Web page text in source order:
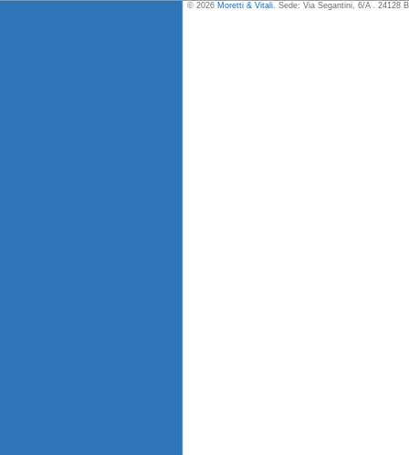
© 2026 Moretti & Vitali. Sede: Via Segantini, 6/A . 24128